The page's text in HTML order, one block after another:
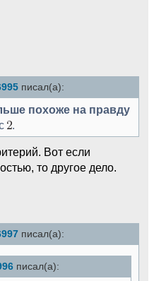
писал(а):
похоже на правду
.
Вот если
то другое дело.
писал(а):
писал(а):